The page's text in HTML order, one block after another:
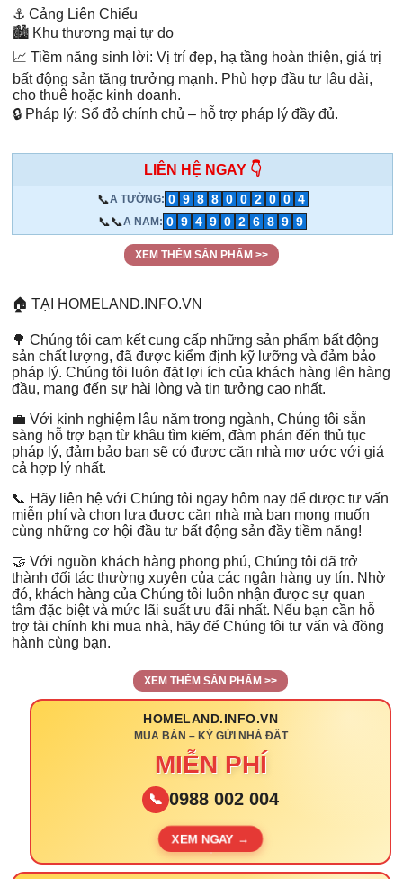
⚓ Cảng Liên Chiểu
🏙️ Khu thương mại tự do
📈 Tiềm năng sinh lời: Vị trí đẹp, hạ tầng hoàn thiện, giá trị
bất động sản tăng trưởng mạnh. Phù hợp đầu tư lâu dài,
cho thuê hoặc kinh doanh.
🔒 Pháp lý: Sổ đỏ chính chủ – hỗ trợ pháp lý đầy đủ.
LIÊN HỆ NGAY 👇
📞A TƯỜNG: 0 9 8 8 0 0 2 0 0 4
📞📞A NAM: 0 9 4 9 0 2 6 8 9 9
XEM THÊM SẢN PHẨM >>
🏠 TẠI HOMELAND.INFO.VN
🌳 Chúng tôi cam kết cung cấp những sản phẩm bất động
sản chất lượng, đã được kiểm định kỹ lưỡng và đảm bảo
pháp lý. Chúng tôi luôn đặt lợi ích của khách hàng lên hàng
đầu, mang đến sự hài lòng và tin tưởng cao nhất.
💼 Với kinh nghiệm lâu năm trong ngành, Chúng tôi sẵn
sàng hỗ trợ bạn từ khâu tìm kiếm, đàm phán đến thủ tục
pháp lý, đảm bảo bạn sẽ có được căn nhà mơ ước với giá
cả hợp lý nhất.
📞 Hãy liên hệ với Chúng tôi ngay hôm nay để được tư vấn
miễn phí và chọn lựa được căn nhà mà bạn mong muốn
cùng những cơ hội đầu tư bất động sản đầy tiềm năng!
🤝 Với nguồn khách hàng phong phú, Chúng tôi đã trở
thành đối tác thường xuyên của các ngân hàng uy tín. Nhờ
đó, khách hàng của Chúng tôi luôn nhận được sự quan
tâm đặc biệt và mức lãi suất ưu đãi nhất. Nếu bạn cần hỗ
trợ tài chính khi mua nhà, hãy để Chúng tôi tư vấn và đồng
hành cùng bạn.
XEM THÊM SẢN PHẨM >>
HOMELAND.INFO.VN
MUA BÁN – KÝ GỬI NHÀ ĐẤT
MIỄN PHÍ
📞 0988 002 004
XEM NGAY →